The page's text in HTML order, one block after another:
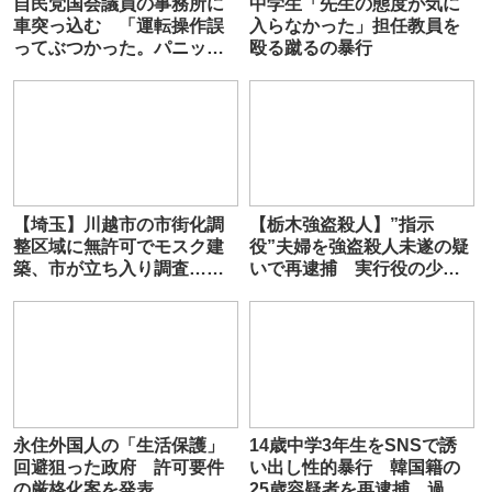
車突っ込む 「運転操作誤
ってぶつかった。パニック
入らなかった」担任教員を
殴る蹴るの暴行
【埼玉】川越市の市街化調
整区域に無許可でモスク建
築、市が立ち入り調査…食
【栃木強盗殺人】”指示
役”夫婦を強盗殺人未遂の疑
いで再逮捕 実行役の少年
永住外国人の「生活保護」
回避狙った政府 許可要件
14歳中学3年生をSNSで誘
い出し性的暴行 韓国籍の